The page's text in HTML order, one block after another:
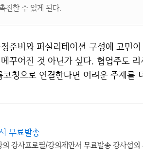
진할 수 있게 된다.
꾸어진 것 아닌가 싶다. 협업주도
칭으로 연결한다면 어려운 주제를
무료발송
강사프로필/강의제안서 무료발송 강사섭외